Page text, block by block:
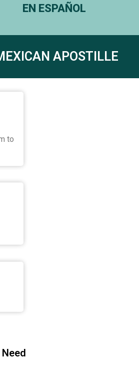
EN ESPAÑOL
APOSTILLE
to